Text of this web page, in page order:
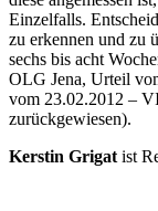
Einzelfalls.
zu erkennen und zu
sechs bis acht
OLG Jena, Urteil
vom 23.02.2012 –
zurückgewiesen).
Kerstin Grigat ist